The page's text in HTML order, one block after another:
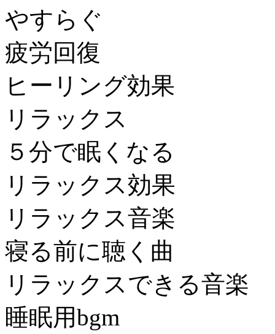
やすらぐ
疲労回復
ヒーリング効果
リラックス
５分で眠くなる
リラックス効果
リラックス音楽
寝る前に聴く曲
リラックスできる音楽
睡眠用bgm